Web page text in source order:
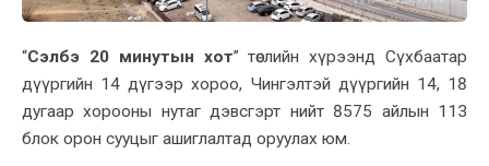
“Сэлбэ 20 минутын хот” төслийн хүрээнд Сүхбаатар
дүүргийн 14 дүгээр хороо, Чингэлтэй дүүргийн 14, 18
дугаар хорооны нутаг дэвсгэрт нийт 8575 айлын 113
блок орон сууцыг ашиглалтад оруулах юм.